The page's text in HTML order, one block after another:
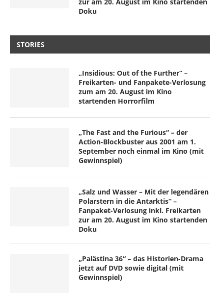
Doku
STORIES
„Insidious: Out of the Further“ –
Freikarten- und Fanpakete-Verlosung
zum am 20. August im Kino
startenden Horrorfilm
„The Fast and the Furious“ – der
Action-Blockbuster aus 2001 am 1.
September noch einmal im Kino (mit
Gewinnspiel)
„Salz und Wasser – Mit der legendären
Polarstern in die Antarktis“ –
Fanpaket-Verlosung inkl. Freikarten
zur am 20. August im Kino startenden
Doku
„Palästina 36“ – das Historien-Drama
jetzt auf DVD sowie digital (mit
Gewinnspiel)